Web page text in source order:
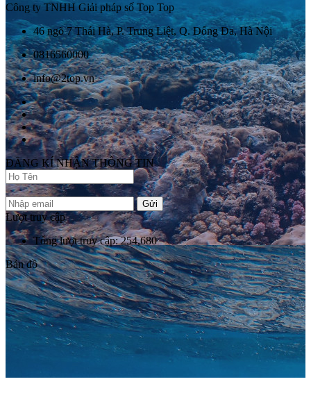
Công ty TNHH Giải pháp số Top Top
46 ngõ 7 Thái Hà, P. Trung Liệt, Q. Đống Đa, Hà Nội
0816560000
info@2top.vn
ĐĂNG KÍ NHẬN THÔNG TIN
Gửi
Lượt truy cập
Tổng lượt truy cập: 254,680
Bản đồ